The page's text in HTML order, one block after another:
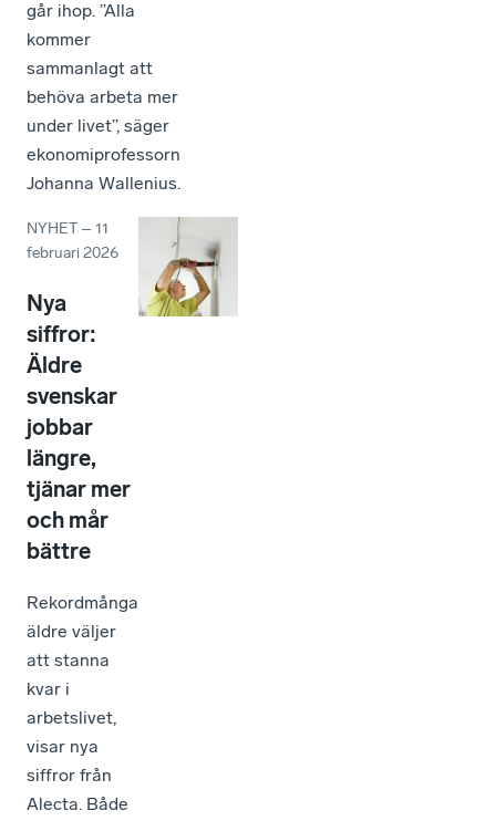
går ihop. ”Alla
kommer
sammanlagt att
behöva arbeta mer
under livet”, säger
ekonomiprofessorn
Johanna Wallenius.
NYHET –11
februari 2026
Nya
siffror:
Äldre
svenskar
jobbar
längre,
tjänar mer
och mår
bättre
Rekordmånga
äldre väljer
att stanna
kvar i
arbetslivet,
visar nya
siffror från
Alecta. Både